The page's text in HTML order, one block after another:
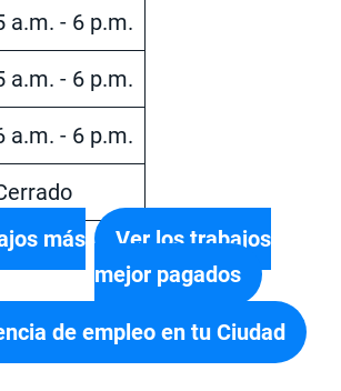
a.m. - 6 p.m.
a.m. - 6 p.m.
a.m. - 6 p.m.
más
Ver los trabajos
mejor pagados
de empleo en tu Ciudad